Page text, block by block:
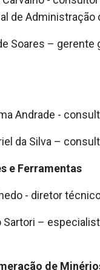
de Administração
Soares – gerente
Andrade -
da Silva –
e Ferramentas
- diretor
–
de